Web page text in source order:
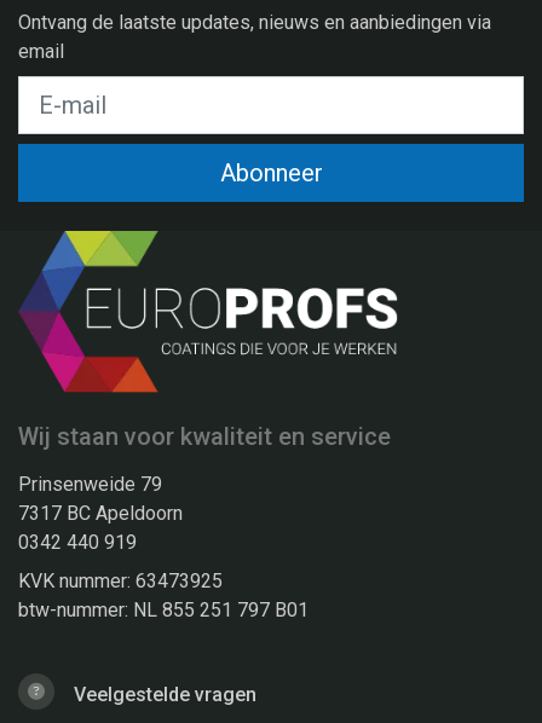
Ontvang de laatste updates, nieuws en aanbiedingen via
email
Abonneer
Wij staan voor kwaliteit en service
Prinsenweide 79
7317 BC Apeldoorn
0342 440 919
KVK nummer: 63473925
btw-nummer: NL 855 251 797 B01
Veelgestelde vragen